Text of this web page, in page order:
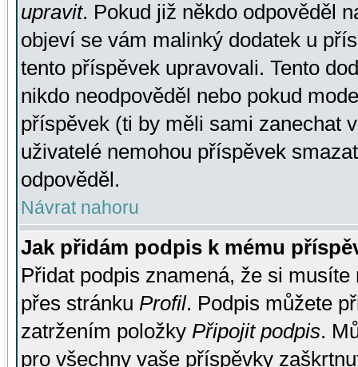
upravit. Pokud již někdo odpověděl
objeví se vám malinký dodatek u
tento příspěvek upravovali. Tento
nikdo neodpověděl nebo pokud
příspěvek (ti by měli sami zanechat
uživatelé nemohou příspěvek
odpověděl.
Návrat nahoru
Jak přidám podpis k mému
Přidat podpis znamená, že si
přes stránku Profil. Podpis můžete
zatržením položky Připojit podpis.
pro všechny vaše příspěvky